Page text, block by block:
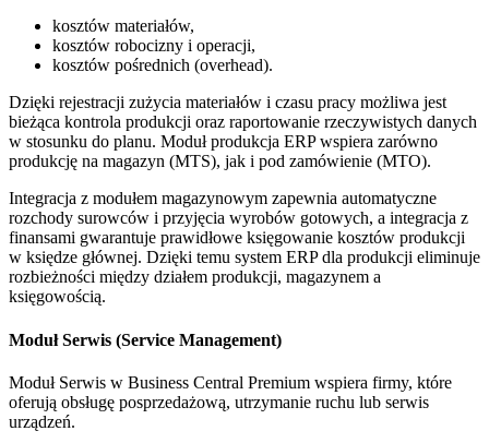
kosztów materiałów,
kosztów robocizny i operacji,
kosztów pośrednich (overhead).
Dzięki rejestracji zużycia materiałów i czasu pracy możliwa jest
bieżąca kontrola produkcji oraz raportowanie rzeczywistych danych
w stosunku do planu. Moduł produkcja ERP wspiera zarówno
produkcję na magazyn (MTS), jak i pod zamówienie (MTO).
Integracja z modułem magazynowym zapewnia automatyczne
rozchody surowców i przyjęcia wyrobów gotowych, a integracja z
finansami gwarantuje prawidłowe księgowanie kosztów produkcji
w księdze głównej. Dzięki temu system ERP dla produkcji eliminuje
rozbieżności między działem produkcji, magazynem a
księgowością.
Moduł Serwis (Service Management)
Moduł Serwis w Business Central Premium wspiera firmy, które
oferują obsługę posprzedażową, utrzymanie ruchu lub serwis
urządzeń.